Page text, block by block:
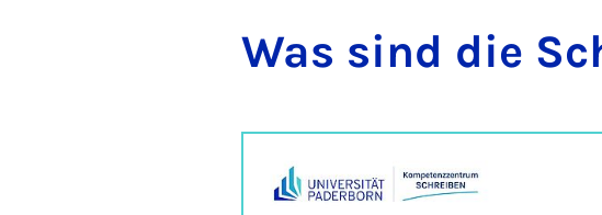
Was sind die